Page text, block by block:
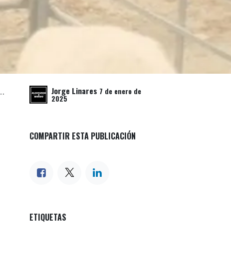
Jorge Linares 7 de enero de
2025
COMPARTIR ESTA PUBLICACIÓN
ETIQUETAS